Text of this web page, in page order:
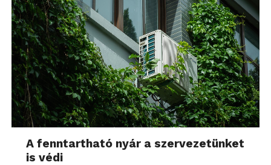
A fenntartható nyár a szervezetünket
is védi